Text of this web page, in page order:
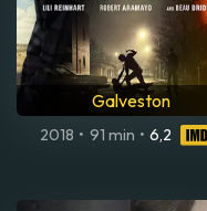
Galveston
2018 • 91 min • 6,2